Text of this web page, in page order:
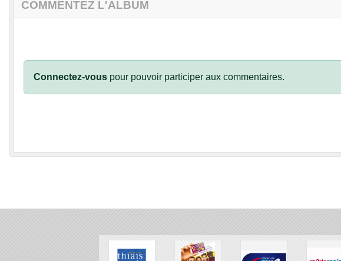
COMMENTEZ L'ALBUM
Connectez-vous pour pouvoir participer aux commentaires.